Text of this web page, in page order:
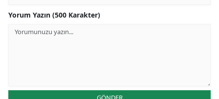
Yorum Yazın (500 Karakter)